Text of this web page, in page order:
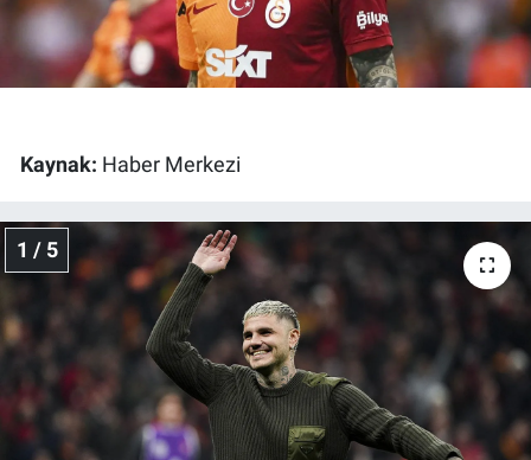
Kaynak: Haber Merkezi
1 / 5
Gerçeğin İzinde
Gün Başlıyor
Gün Bitiyor
Gündem Özel
Günün görüntüsü
Haber
İlan